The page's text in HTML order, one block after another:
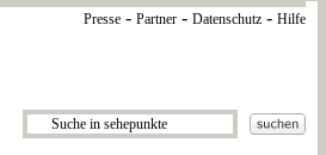
Presse - Partner - Datenschutz - Hilfe